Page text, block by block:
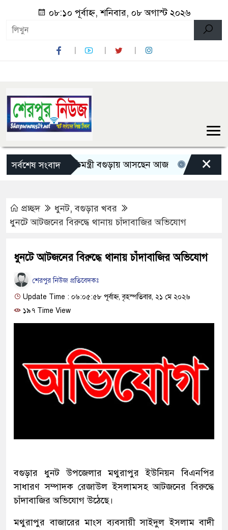
০৮:১০ পূর্বাহ্ন, শনিবার, ০৮ অগাস্ট ২০২৬
সর্বশেষ সংবাদ
তিন মন্ত্রী-প্রতিমন্ত্রী বগুড়ায় আসছেন আজ রোমান্টিক বার্তা
×
প্রচ্ছদ ধুনট,বগুড়ার খবর
ধুনটে আটজনের বিরুদ্ধে থানায় চাঁদাবাজির অভিযোগ
ধুনটে আটজনের বিরুদ্ধে থানায় চাঁদাবাজির অভিযোগ
শেরপুর নিউজ প্রতিবেদকঃ
Update Time : ০৬:০৫:৫৮ পূর্বাহ্ন, বৃহস্পতিবার, ২১ মে ২০২৬
১৯৭ Time View
বগুড়ার ধুনট উপজেলার মথুরাপুর ইউনিয়ন বিএনপির
সাধারণ সম্পাদক রেজাউল ইসলামসহ আটজনের বিরুদ্ধে
চাঁদাবাজির অভিযোগ উঠেছে।
মথুরাপুর বাজারের মাংস ব্যবসায়ী সাইদুল ইসলাম বাদী